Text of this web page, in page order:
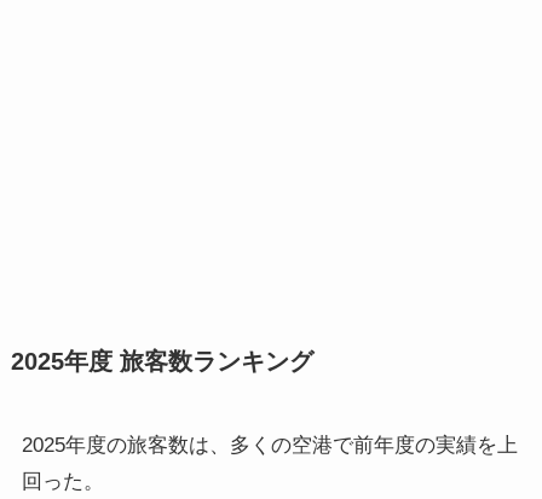
2025年度 旅客数ランキング
2025年度の旅客数は、多くの空港で前年度の実績を上
回った。